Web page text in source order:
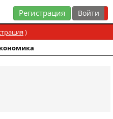
Регистрация
)